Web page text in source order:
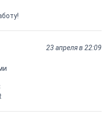
23 апреля в 22:09